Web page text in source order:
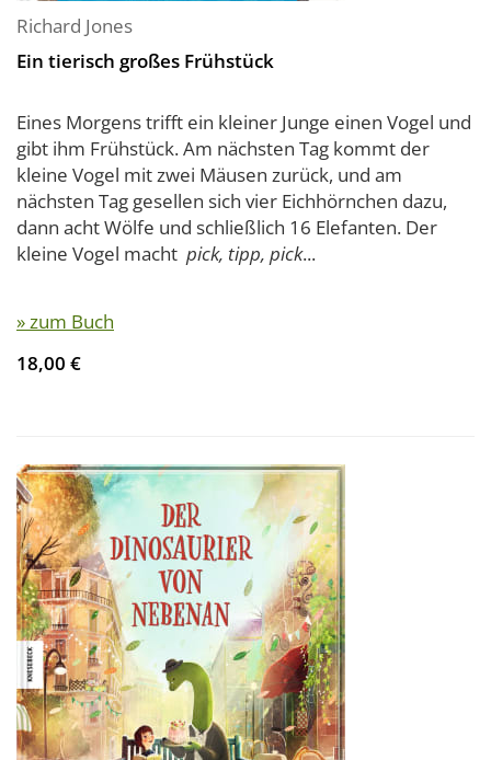
Richard Jones
Ein tierisch großes Frühstück
Eines Morgens trifft ein kleiner Junge einen Vogel und
gibt ihm Frühstück. Am nächsten Tag kommt der
kleine Vogel mit zwei Mäusen zurück, und am
nächsten Tag gesellen sich vier Eichhörnchen dazu,
dann acht Wölfe und schließlich 16 Elefanten. Der
kleine Vogel macht pick, tipp, pick...
» zum Buch
18,00 €